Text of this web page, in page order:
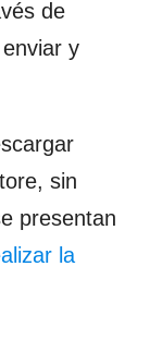
de
y
sin
presentan
la